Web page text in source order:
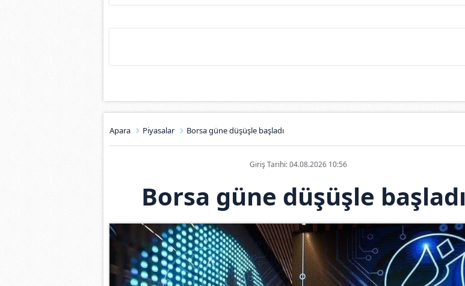
Apara Piyasalar Borsa güne düşüşle başladı
Giriş Tarihi: 04.08.2026 10:56
Borsa güne düşüşle başladı